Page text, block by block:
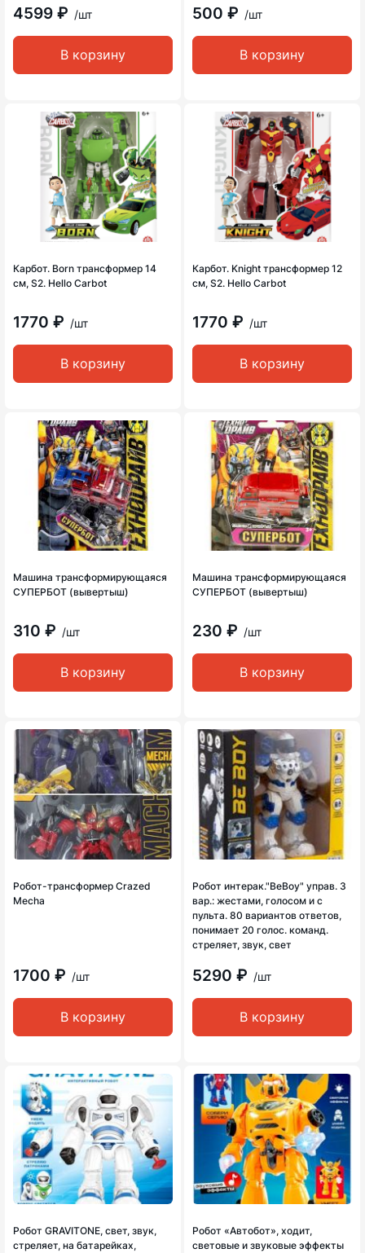
4599 ₽ /шт
В корзину
500 ₽ /шт
В корзину
Карбот. Born трансформер 14
см, S2. Hello Carbot
1770 ₽ /шт
В корзину
Карбот. Knight трансформер 12
см, S2. Hello Carbot
1770 ₽ /шт
В корзину
Машина трансформирующаяся
СУПЕРБОТ (вывертыш)
310 ₽ /шт
В корзину
Машина трансформирующаяся
СУПЕРБОТ (вывертыш)
230 ₽ /шт
В корзину
Робот-трансформер Crazed
Mecha
1700 ₽ /шт
В корзину
Робот интерак."ВеВоу" управ. 3
вар.: жестами, голосом и с
пульта. 80 вариантов ответов,
понимает 20 голос. команд.
стреляет, звук, свет
5290 ₽ /шт
В корзину
Робот GRAVITONE, свет, звук,
стреляет, на батарейках,
Робот «Автобот», ходит,
световые и звуковые эффекты